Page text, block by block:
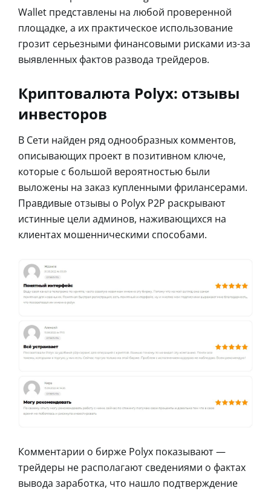
Wallet представлены на любой проверенной
площадке, а их практическое использование
грозит серьезными финансовыми рисками из-за
выявленных фактов развода трейдеров.
Криптовалюта Polyx: отзывы
инвесторов
В Сети найден ряд однообразных комментов,
описывающих проект в позитивном ключе,
которые с большой вероятностью были
выложены на заказ купленными фрилансерами.
Правдивые отзывы о Polyx P2P раскрывают
истинные цели админов, наживающихся на
клиентах мошенническими способами.
Комментарии о бирже Polyx показывают —
трейдеры не располагают сведениями о фактах
вывода заработка, что нашло подтверждение